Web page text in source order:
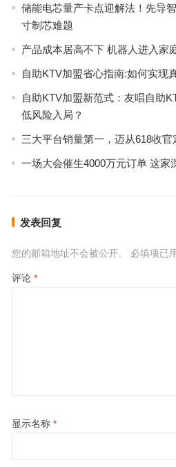
储能电芯量产卡点迎解法！先导
寸制芯难题
产品成本居高不下 机器人进入家
自助KTV加盟省心指南:如何实现
自助KTV加盟新范式：友唱自助
低风险入局？
三大平台销量第一，迈从618收
一场大会催生4000万元订单 这家
发表回复
您的邮箱地址不会被公开。 必填项已
评论 *
显示名称 *